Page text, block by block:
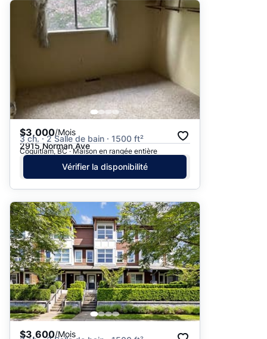
Suggéré
Date: les plus récents d’abord
Prix - $ à $$$
$3,000/Mois
3 ch. · 2 Salle de bain · 1500 ft²
2915 Norman Ave
Coquitlam, BC · Maison en rangée entière
Vérifier la disponibilité
$3,600/Mois